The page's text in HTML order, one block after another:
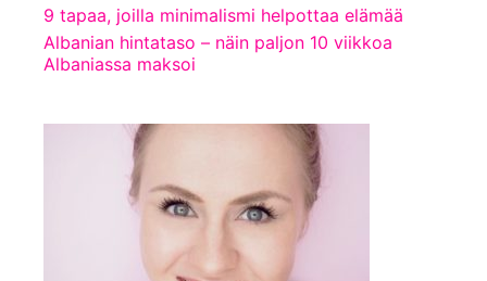
9 tapaa, joilla minimalismi helpottaa elämää
Albanian hintataso – näin paljon 10 viikkoa
Albaniassa maksoi